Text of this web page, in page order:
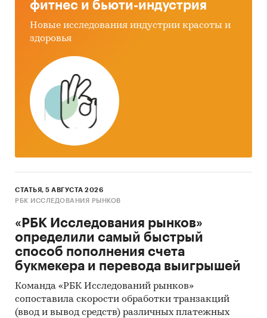
фитнес и бьюти-индустрия
Новые исследования индустрии красоты и
здоровья
СТАТЬЯ, 5 АВГУСТА 2026
РБК ИССЛЕДОВАНИЯ РЫНКОВ
«РБК Исследования рынков»
определили самый быстрый
способ пополнения счета
букмекера и перевода выигрышей
Команда «РБК Исследований рынков»
сопоставила скорости обработки транзакций
(ввод и вывод средств) различных платежных